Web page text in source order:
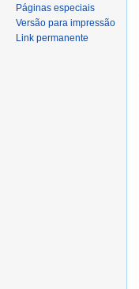
Páginas especiais
Versão para impressão
Link permanente